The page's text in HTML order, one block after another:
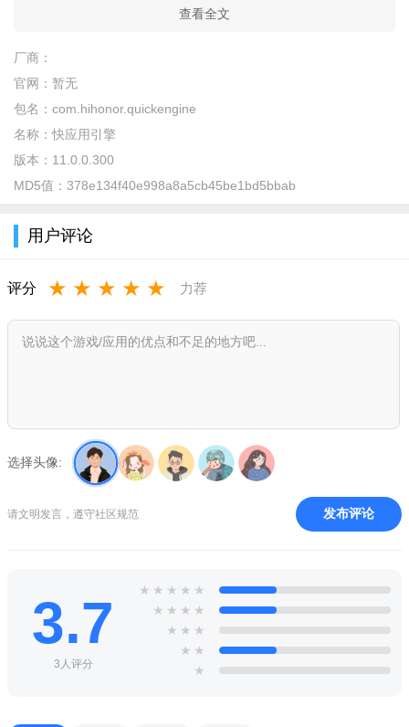
查看全文
厂商：
官网： 暂无
包名： com.hihonor.quickengine
名称：快应用引擎
版本： 11.0.0.300
MD5值： 378e134f40e998a8a5cb45be1bd5bbab
用户评论
评分 ★ ★ ★ ★ ★ 力荐
选择头像:
请文明发言，遵守社区规范 发布评论
3.7
3人评分
★ ★ ★ ★ ★
★ ★ ★ ★
★ ★ ★
★ ★
★